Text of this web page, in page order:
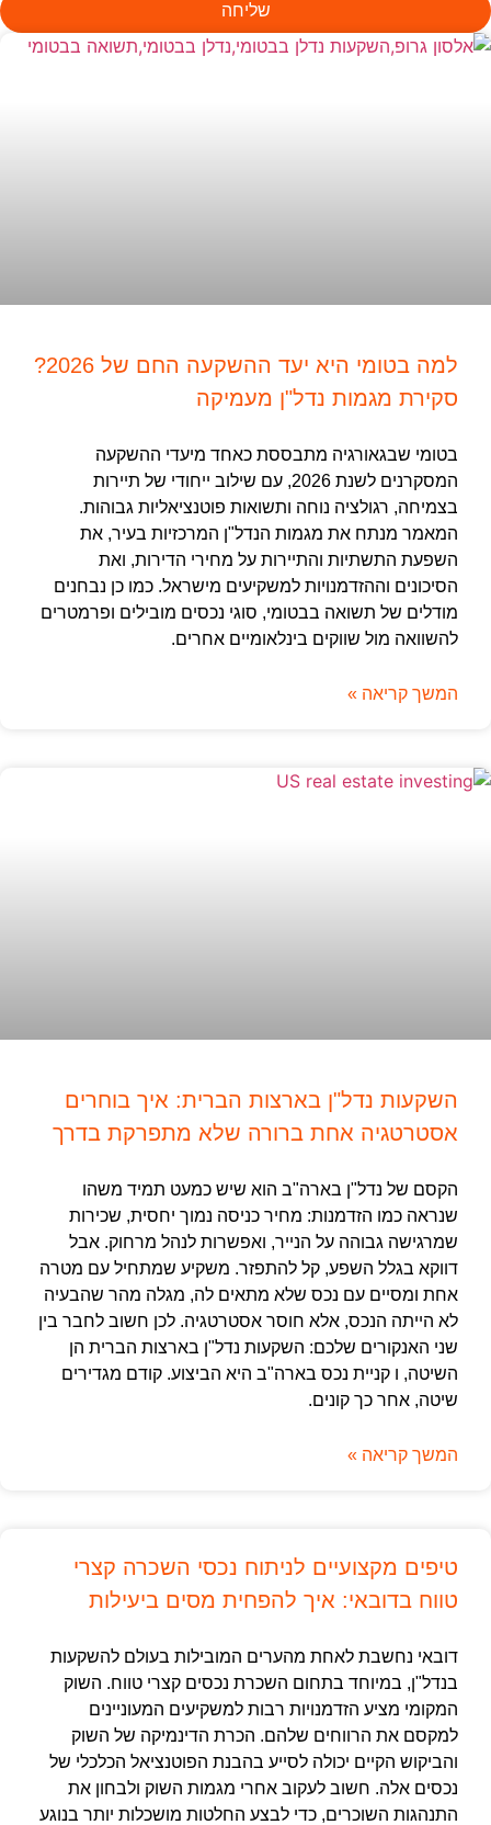
שליחה
למה בטומי היא יעד ההשקעה החם של 2026?
סקירת מגמות נדל"ן מעמיקה
בטומי שבגאורגיה מתבססת כאחד מיעדי ההשקעה
המסקרנים לשנת 2026, עם שילוב ייחודי של תיירות
בצמיחה, רגולציה נוחה ותשואות פוטנציאליות גבוהות.
המאמר מנתח את מגמות הנדל"ן המרכזיות בעיר, את
השפעת התשתיות והתיירות על מחירי הדירות, ואת
הסיכונים וההזדמנויות למשקיעים מישראל. כמו כן נבחנים
מודלים של תשואה בבטומי, סוגי נכסים מובילים ופרמטרים
להשוואה מול שווקים בינלאומיים אחרים.
המשך קריאה »
השקעות נדל"ן בארצות הברית: איך בוחרים
אסטרטגיה אחת ברורה שלא מתפרקת בדרך
הקסם של נדל"ן בארה"ב הוא שיש כמעט תמיד משהו
שנראה כמו הזדמנות: מחיר כניסה נמוך יחסית, שכירות
שמרגישה גבוהה על הנייר, ואפשרות לנהל מרחוק. אבל
דווקא בגלל השפע, קל להתפזר. משקיע שמתחיל עם מטרה
אחת ומסיים עם נכס שלא מתאים לה, מגלה מהר שהבעיה
לא הייתה הנכס, אלא חוסר אסטרטגיה. לכן חשוב לחבר בין
שני האנקורים שלכם: השקעות נדל"ן בארצות הברית הן
השיטה, ו קניית נכס בארה"ב היא הביצוע. קודם מגדירים
שיטה, אחר כך קונים.
המשך קריאה »
טיפים מקצועיים לניתוח נכסי השכרה קצרי
טווח בדובאי: איך להפחית מסים ביעילות
דובאי נחשבת לאחת מהערים המובילות בעולם להשקעות
בנדל"ן, במיוחד בתחום השכרת נכסים קצרי טווח. השוק
המקומי מציע הזדמנויות רבות למשקיעים המעוניינים
למקסם את הרווחים שלהם. הכרת הדינמיקה של השוק
והביקוש הקיים יכולה לסייע בהבנת הפוטנציאל הכלכלי של
נכסים אלה. חשוב לעקוב אחרי מגמות השוק ולבחון את
התנהגות השוכרים, כדי לבצע החלטות מושכלות יותר בנוגע